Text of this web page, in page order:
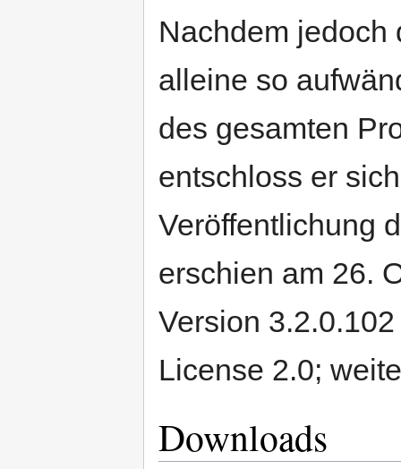
Nachdem jedoch
alleine so
des gesamten
entschloss er
Veröffentlichung
erschien am 26.
Version
License 2.0;
Downloads